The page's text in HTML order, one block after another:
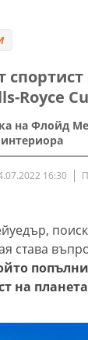
спортист
Royce
на Флойд
16:30
става
на